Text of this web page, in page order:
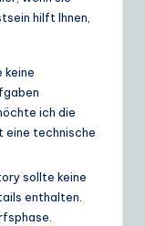
hilft Ihnen,
keine
ich die
eine technische
sollte keine
enthalten.